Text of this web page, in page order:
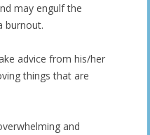
may engulf the
burnout.
advice from his/her
things that are
and